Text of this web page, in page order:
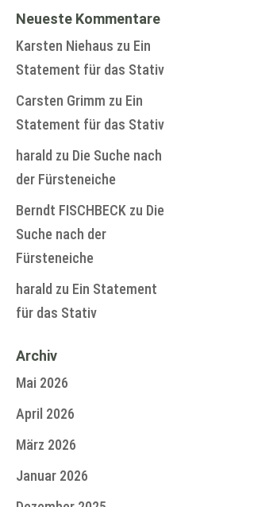
Neueste Kommentare
Karsten Niehaus zu Ein
Statement für das Stativ
Carsten Grimm zu Ein
Statement für das Stativ
harald zu Die Suche nach
der Fürsteneiche
Berndt FISCHBECK zu Die
Suche nach der
Fürsteneiche
harald zu Ein Statement
für das Stativ
Archiv
Mai 2026
April 2026
März 2026
Januar 2026